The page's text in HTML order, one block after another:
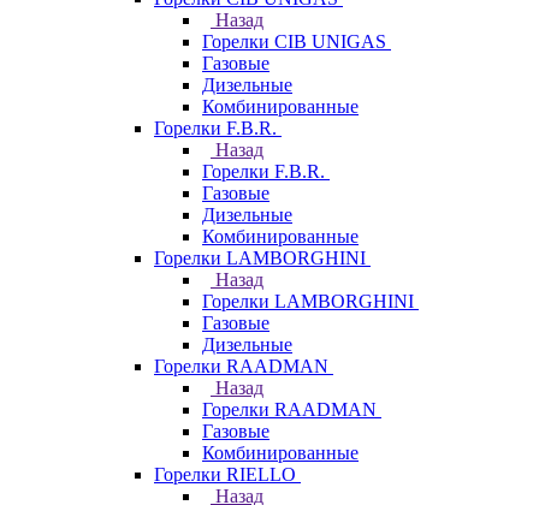
Назад
Горелки CIB UNIGAS
Газовые
Дизельные
Комбинированные
Горелки F.B.R.
Назад
Горелки F.B.R.
Газовые
Дизельные
Комбинированные
Горелки LAMBORGHINI
Назад
Горелки LAMBORGHINI
Газовые
Дизельные
Горелки RAADMAN
Назад
Горелки RAADMAN
Газовые
Комбинированные
Горелки RIELLO
Назад